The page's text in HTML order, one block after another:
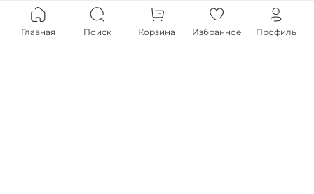
Главная Поиск Корзина Избранное Профиль
ts = d.createElement("script"); ts.type = "text/javascript";
ts.async = true; ts.id = id; ts.src = "https://top-